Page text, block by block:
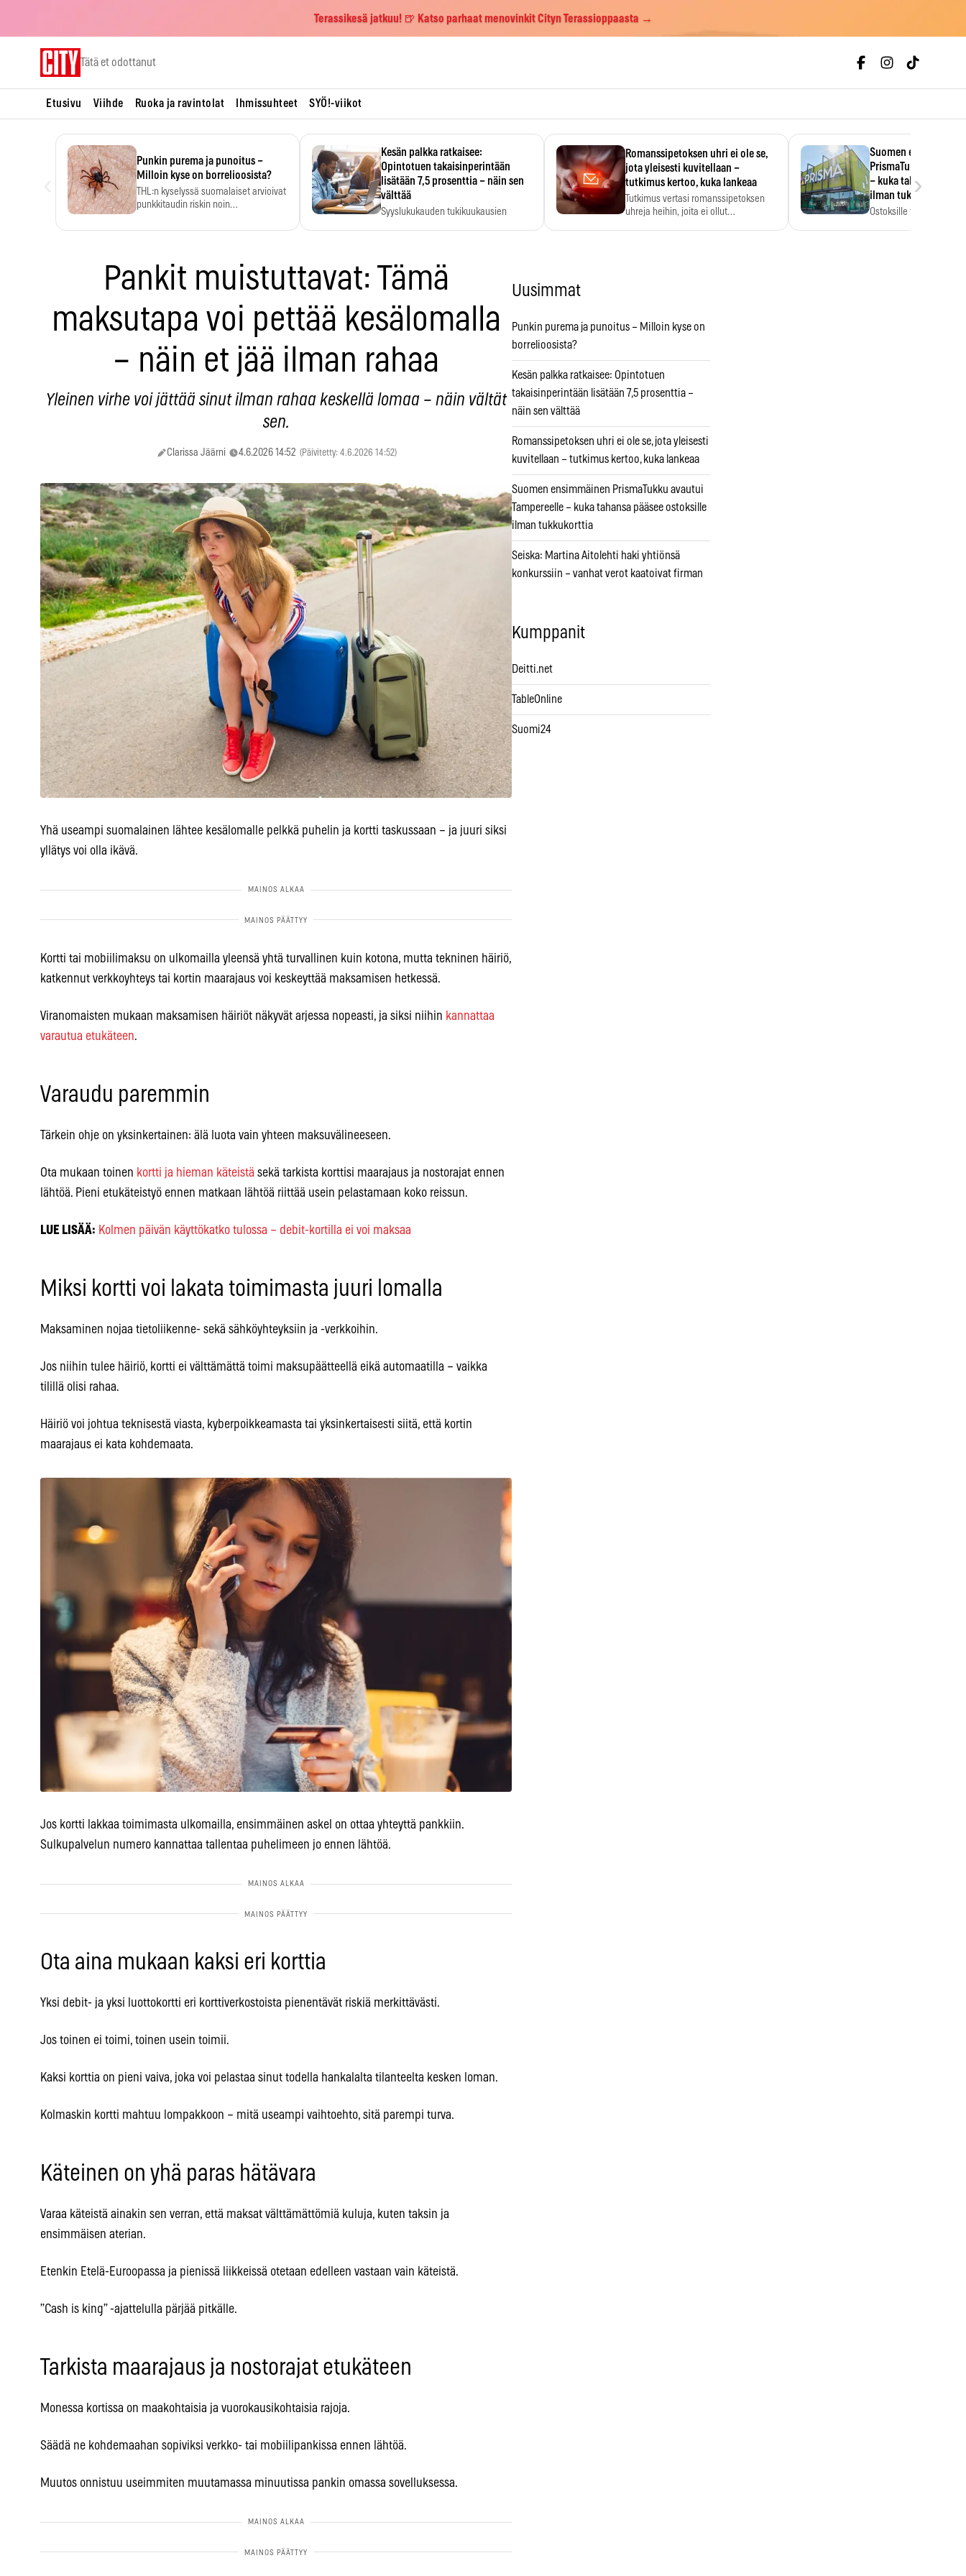
Terassikesä jatkuu! 🍺 Katso parhaat menovinkit Cityn Terassioppaasta →
Tätä et odottanut
Etusivu Viihde Ruoka ja ravintolat Ihmissuhteet SYÖ!-viikot
Punkin purema ja punoitus –
Milloin kyse on borrelioosista?
THL:n kyselyssä suomalaiset arvioivat
punkkitaudin riskin noin
Kesän palkka ratkaisee:
Opintotuen takaisinperintään
lisätään 7,5 prosenttia – näin sen
välttää
Syyslukukauden tukikuukausien
Romanssipetoksen uhri ei ole se,
jota yleisesti kuvitellaan –
tutkimus kertoo, kuka lankeaa
Tutkimus vertasi romanssipetoksen
uhreja heihin, joita ei ollut…
Suomen
PrismaTukku avautui
– kuka tahansa
ilman tukkukorttia
Ostoksille tarvitse
›
Pankit muistuttavat: Tämä
maksutapa voi pettää kesälomalla
– näin et jää ilman rahaa
Yleinen virhe voi jättää sinut ilman rahaa keskellä lomaa – näin vältät
sen.
Clarissa Jäärni 4.6.2026 14:52 (Päivitetty: 4.6.2026 14:52)
Yhä useampi suomalainen lähtee kesälomalle pelkkä puhelin ja kortti taskussaan – ja juuri siksi
yllätys voi olla ikävä.
Kortti tai mobiilimaksu on ulkomailla yleensä yhtä turvallinen kuin kotona, mutta tekninen häiriö,
katkennut verkkoyhteys tai kortin maarajaus voi keskeyttää maksamisen hetkessä.
Viranomaisten mukaan maksamisen häiriöt näkyvät arjessa nopeasti, ja siksi niihin kannattaa
varautua etukäteen.
Varaudu paremmin
Tärkein ohje on yksinkertainen: älä luota vain yhteen maksuvälineeseen.
Ota mukaan toinen kortti ja hieman käteistä sekä tarkista korttisi maarajaus ja nostorajat ennen
lähtöä. Pieni etukäteistyö ennen matkaan lähtöä riittää usein pelastamaan koko reissun.
LUE LISÄÄ: Kolmen päivän käyttökatko tulossa – debit-kortilla ei voi maksaa
Miksi kortti voi lakata toimimasta juuri lomalla
Maksaminen nojaa tietoliikenne- sekä sähköyhteyksiin ja -verkkoihin.
Jos niihin tulee häiriö, kortti ei välttämättä toimi maksupäätteellä eikä automaatilla – vaikka
tilillä olisi rahaa.
Häiriö voi johtua teknisestä viasta, kyberpoikkeamasta tai yksinkertaisesti siitä, että kortin
maarajaus ei kata kohdemaata.
Jos kortti lakkaa toimimasta ulkomailla, ensimmäinen askel on ottaa yhteyttä pankkiin.
Sulkupalvelun numero kannattaa tallentaa puhelimeen jo ennen lähtöä.
Ota aina mukaan kaksi eri korttia
Yksi debit- ja yksi luottokortti eri korttiverkostoista pienentävät riskiä merkittävästi.
Jos toinen ei toimi, toinen usein toimii.
Kaksi korttia on pieni vaiva, joka voi pelastaa sinut todella hankalalta tilanteelta kesken loman.
Kolmaskin kortti mahtuu lompakkoon – mitä useampi vaihtoehto, sitä parempi turva.
Käteinen on yhä paras hätävara
Varaa käteistä ainakin sen verran, että maksat välttämättömiä kuluja, kuten taksin ja
ensimmäisen aterian.
Etenkin Etelä-Euroopassa ja pienissä liikkeissä otetaan edelleen vastaan vain käteistä.
”Cash is king” -ajattelulla pärjää pitkälle.
Tarkista maarajaus ja nostorajat etukäteen
Monessa kortissa on maakohtaisia ja vuorokausikohtaisia rajoja.
Säädä ne kohdemaahan sopiviksi verkko- tai mobiilipankissa ennen lähtöä.
Muutos onnistuu useimmiten muutamassa minuutissa pankin omassa sovelluksessa.
Uusimmat
Punkin purema ja punoitus – Milloin kyse on
borrelioosista?
Kesän palkka ratkaisee: Opintotuen
takaisinperintään lisätään 7,5 prosenttia –
näin sen välttää
Romanssipetoksen uhri ei ole se, jota yleisesti
kuvitellaan – tutkimus kertoo, kuka lankeaa
Suomen ensimmäinen PrismaTukku avautui
Tampereelle – kuka tahansa pääsee ostoksille
ilman tukkukorttia
Seiska: Martina Aitolehti haki yhtiönsä
konkurssiin – vanhat verot kaatoivat firman
Kumppanit
Deitti.net
TableOnline
Suomi24